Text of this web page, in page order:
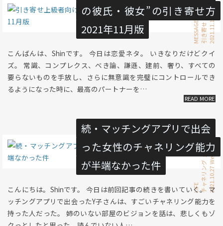
MESSAGE引き寄せ
恋愛2021.11.11 Thu
の彼氏・彼女”の引き寄せ方
2021年11月版
こんばんは、Shinです。 今日は恋愛ネタ。 いきなりだけどクイ
ズ。 常識、コンプレクス、べき論、謙遜、建前、奢り、すべての
要らないものを手放し、さらに無意識を完璧にコントロールでき
るようになった時に、最高のパートナーを…
LIFE チャネリング
量子論
2021.10.27 Wed
続・マッチングアプリで出会
った女性のチャネリング能力
が半端なかった件
こんにちは。Shinです。 今日は前回記事の続きを書いていく。 マ
ッチングアプリで出会ったY子さんは、すごいチャネリング能力を
持った人だった。 姉のいない部屋のビジョンを話は、悲しくもゾ